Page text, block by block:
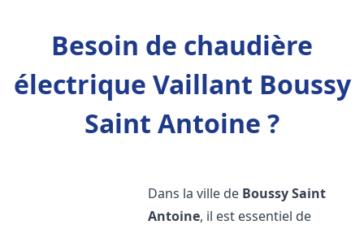
Besoin de chaudière
électrique Vaillant Boussy
Saint Antoine ?
Dans la ville de Boussy Saint
Antoine, il est essentiel de